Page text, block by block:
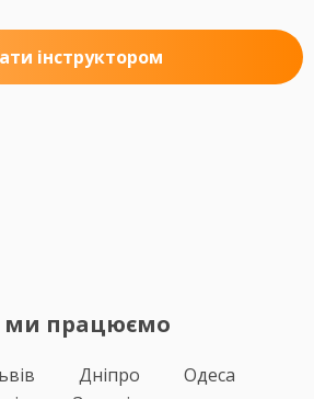
інструктором
ми працюємо
Дніпро
Одеса